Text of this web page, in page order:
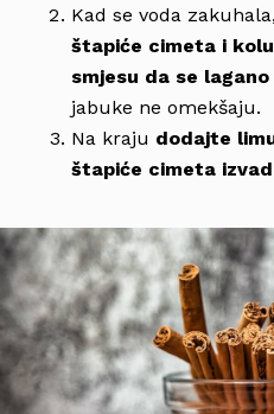
Kad se voda
štapiće cimeta i
smjesu da se
jabuke ne omekšaju.
Na kraju dodajte
štapiće cimeta